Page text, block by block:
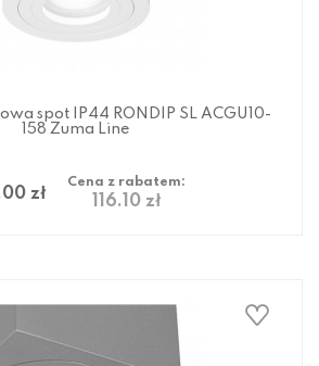
spot IP44 RONDIP SL ACGU10-
158 Zuma Line
zł
Cena z rabatem:
116.10 zł